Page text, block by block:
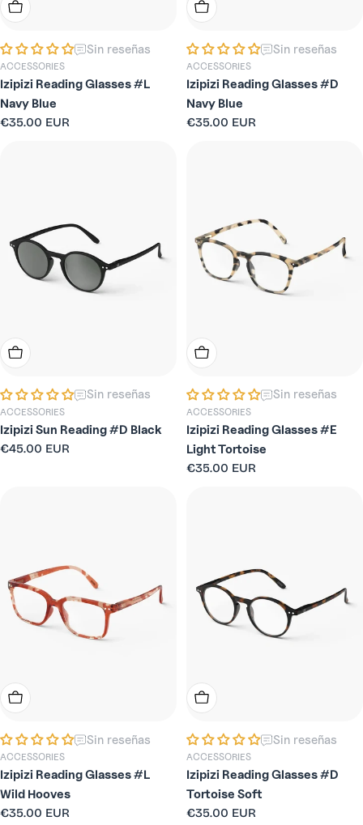
Elige Opciones
Sin reseñas
ACCESSORIES
Izipizi Reading Glasses #L
Navy Blue
Precio
€35.00 EUR
Elige Opciones
Sin reseñas
ACCESSORIES
Izipizi Reading Glasses #D
Navy Blue
Precio
€35.00 EUR
Elige Opciones
Sin reseñas
ACCESSORIES
Izipizi Sun Reading #D Black
Precio
€45.00 EUR
Elige Opciones
Sin reseñas
ACCESSORIES
Izipizi Reading Glasses #E
Light Tortoise
Precio
€35.00 EUR
Elige Opciones
Sin reseñas
ACCESSORIES
Izipizi Reading Glasses #L
Wild Hooves
Precio
€35.00 EUR
Elige Opciones
Sin reseñas
ACCESSORIES
Izipizi Reading Glasses #D
Tortoise Soft
Precio
€35.00 EUR